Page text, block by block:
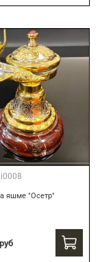
яшме "Осетр"